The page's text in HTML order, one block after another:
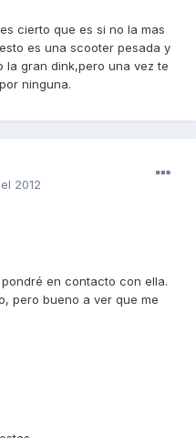
cierto que es si no la mas
es una scooter pesada y
la gran dink,pero una vez te
ninguna.
2012
en contacto con ella.
pero bueno a ver que me